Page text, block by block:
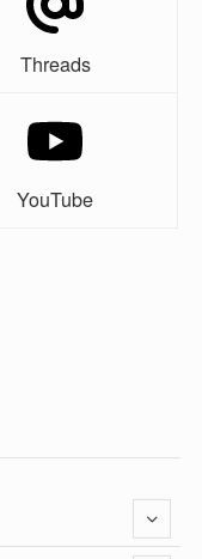
Threads
YouTube